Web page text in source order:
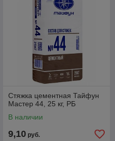
Стяжка цементная Тайфун
Мастер 44, 25 кг, РБ
В наличии
9,10 руб.